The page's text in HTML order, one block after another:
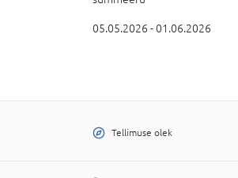
05.05.2026 - 01.06.2026
Tellimuse olek